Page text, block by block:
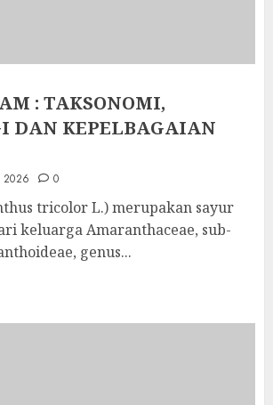
: TAKSONOMI,
DAN KEPELBAGAIAN
2026 0
tricolor L.) merupakan sayur
keluarga Amaranthaceae, sub-
genus...